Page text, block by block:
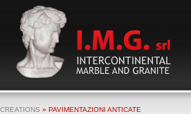
CREATIONS » PAVIMENTAZIONI ANTICATE